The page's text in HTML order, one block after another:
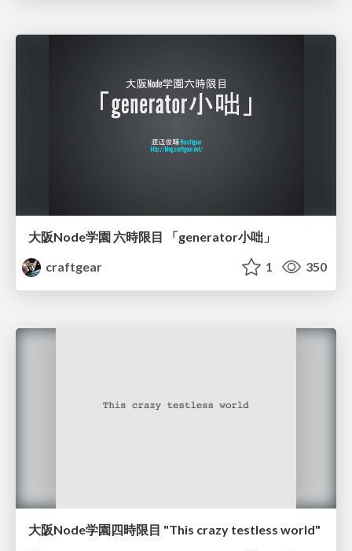
大阪Node学園 六時限目 「generator小咄」
craftgear
1 350
大阪Node学園四時限目 "This crazy testless world"